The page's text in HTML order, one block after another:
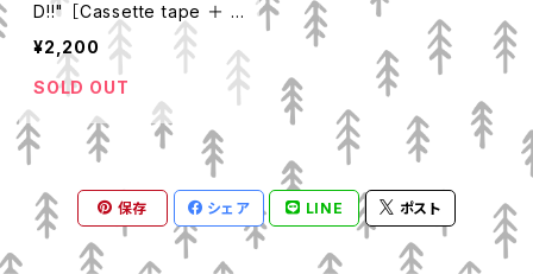
D!!" ［Cassette tape ＋ C
D］
¥2,200
SOLD OUT
保存 シェア LINE ポスト